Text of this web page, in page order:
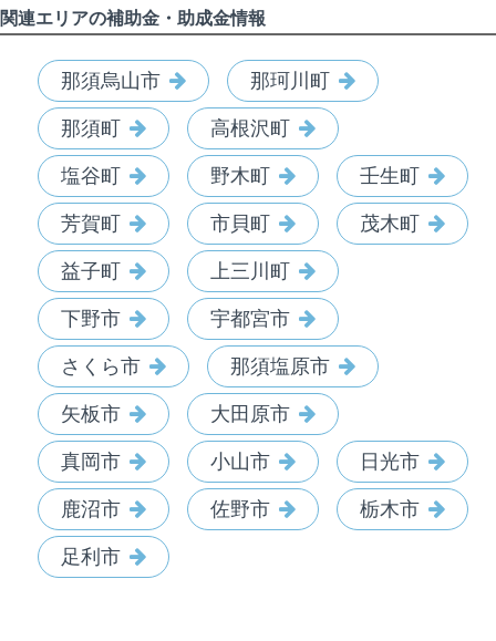
関連エリアの補助金・助成金情報
那須烏山市 那珂川町
那須町 高根沢町
塩谷町 野木町 壬生町
芳賀町 市貝町 茂木町
益子町 上三川町
下野市 宇都宮市
さくら市 那須塩原市
矢板市 大田原市
真岡市 小山市 日光市
鹿沼市 佐野市 栃木市
足利市